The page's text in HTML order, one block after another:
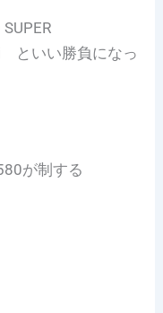
といい勝負になっ
が制する